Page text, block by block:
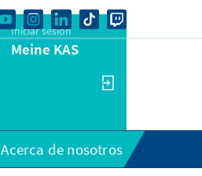
Iniciar sesión
Meine KAS
Acerca de nosotros